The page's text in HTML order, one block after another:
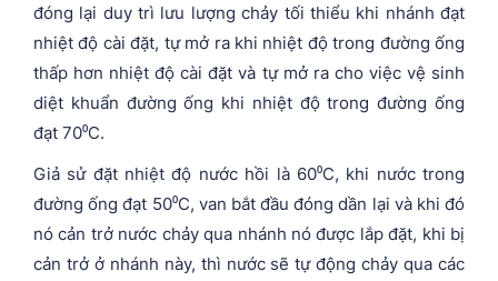
đóng lại duy trì lưu lượng chảy tối thiểu khi nhánh đạt
nhiệt độ cài đặt, tự mở ra khi nhiệt độ trong đường ống
thấp hơn nhiệt độ cài đặt và tự mở ra cho việc vệ sinh
diệt khuẩn đường ống khi nhiệt độ trong đường ống
đạt 70⁰C.
Giả sử đặt nhiệt độ nước hồi là 60⁰C, khi nước trong
đường ống đạt 50⁰C, van bắt đầu đóng dần lại và khi đó
nó cản trở nước chảy qua nhánh nó được lắp đặt, khi bị
cản trở ở nhánh này, thì nước sẽ tự động chảy qua các